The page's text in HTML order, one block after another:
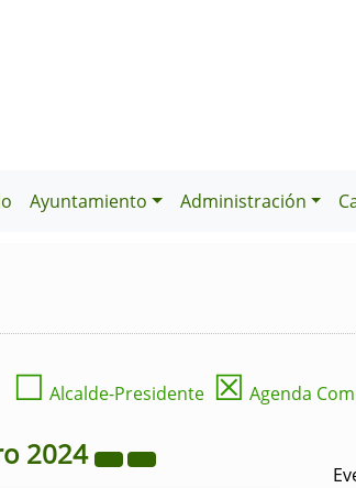
Ayuntamiento Administración
☐ Alcalde-Presidente ☒ Agenda
2024